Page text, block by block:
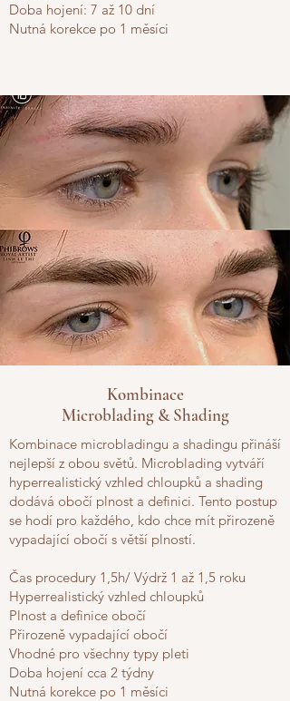
Doba hojení: 7 až 10 dní
Nutná korekce po 1 měsíci
Kombinace
Microblading & Shading
Kombinace microbladingu a shadingu přináší
nejlepší z obou světů. Microblading vytváří
hyperrealistický vzhled chloupků a shading
dodává obočí plnost a definici. Tento postup
se hodí pro každého, kdo chce mít přirozeně
vypadající obočí s větší plností.
Čas procedury 1,5h/ Výdrž 1 až 1,5 roku
Hyperrealistický vzhled chloupků
Plnost a definice obočí
Přirozeně vypadající obočí
Vhodné pro všechny typy pleti
Doba hojení cca 2 týdny
Nutná korekce po 1 měsíci